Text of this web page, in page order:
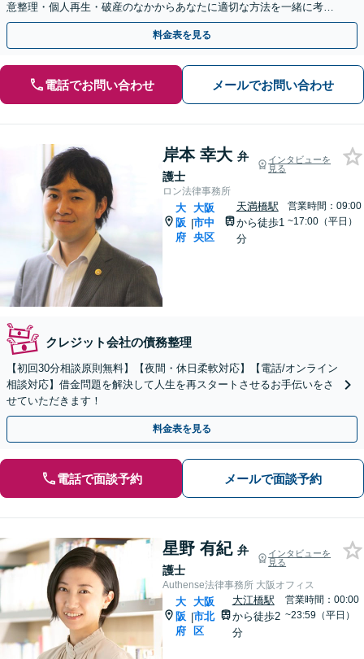
意整理・個人再生・破産のなかからあなたに適切な方法を一緒に考え
ます【初回相談1時間無料】【土日祝日対応可】
料金表を見る
電話でお問い合わせ メールでお問い合わせ
岸本 幸大 弁
護士
インタビューを
見る
ロン法律事務所
大
阪
府
|
大阪
市中
央区
天満橋駅
から徒歩1
分
営業時間：09:00
~17:00（平日）
クレジット会社の債務整理
【初回30分相談原則無料】【夜間・休日柔軟対応】【電話/オンライン
相談対応】借金問題を解決して人生を再スタートさせるお手伝いをさ
せていただきます！
料金表を見る
電話で面談予約 メールで面談予約
星野 有紀 弁
護士
インタビューを
見る
Authense法律事務所 大阪オフィス
大
阪
府
|
大阪
市北
区
大江橋駅
から徒歩2
分
営業時間：00:00
~23:59（平日）